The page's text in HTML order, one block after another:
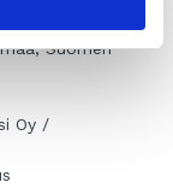
Suomen
Oy /